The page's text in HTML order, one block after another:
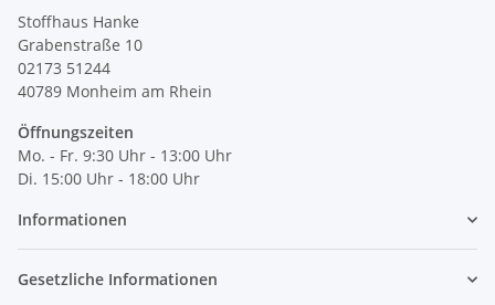
Stoffhaus Hanke
Grabenstraße 10
02173 51244
40789 Monheim am Rhein
Öffnungszeiten
Mo. - Fr. 9:30 Uhr - 13:00 Uhr
Di. 15:00 Uhr - 18:00 Uhr
Informationen
Gesetzliche Informationen